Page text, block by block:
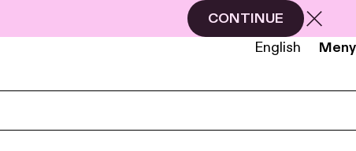
CONTINUE
English Meny